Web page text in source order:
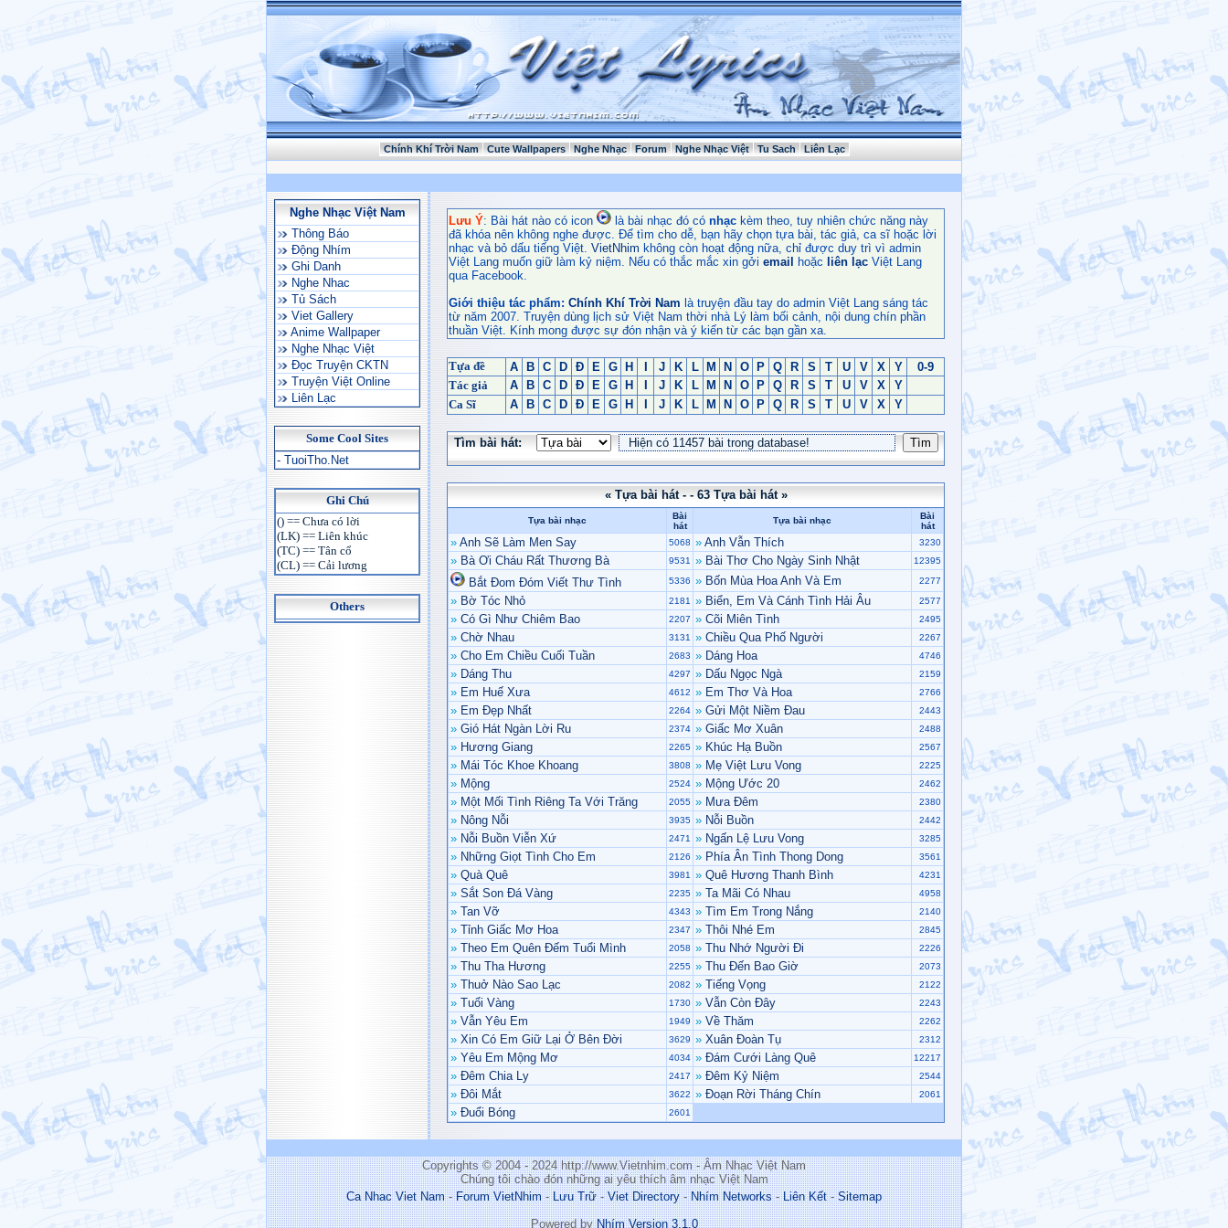
Chính Khí Trời Nam Cute Wallpapers Nghe Nhạc Forum Nghe Nhạc Việt Tu Sach Liên Lạc
Nghe Nhạc Việt Nam
Thông Báo
Động Nhím
Ghi Danh
Nghe Nhac
Tủ Sách
Viet Gallery
Anime Wallpaper
Nghe Nhạc Việt
Đọc Truyện CKTN
Truyện Việt Online
Liên Lạc
Some Cool Sites
- TuoiTho.Net
Ghi Chú
() == Chưa có lời
(LK) == Liên khúc
(TC) == Tân cổ
(CL) == Cải lương
Others
Lưu Ý: Bài hát nào có icon là bài nhạc đó có nhạc kèm theo, tuy nhiên chức năng này
đã khóa nên không nghe được. Để tìm cho dễ, bạn hãy chọn tựa bài, tác giả, ca sĩ hoặc lời
nhạc và bỏ dấu tiếng Việt. VietNhim không còn hoạt động nữa, chỉ được duy trì vì admin
Việt Lang muốn giữ làm kỷ niệm. Nếu có thắc mắc xin gởi email hoặc liên lạc Việt Lang
qua Facebook.
Giới thiệu tác phẩm: Chính Khí Trời Nam là truyện đầu tay do admin Việt Lang sáng tác
từ năm 2007. Truyện dùng lịch sử Việt Nam thời nhà Lý làm bối cảnh, nội dung chín phần
thuần Việt. Kính mong được sự đón nhận và ý kiến từ các bạn gần xa.
Tựa đề A B C D Đ E G H J K L M N O P Q R S T U V X Y
0-9
Tác giả
A B C D Đ E G H J K L M N O P Q R S T U V X
Y
Ca Sĩ
A B C D Đ E G H J K L M N O P Q R S T U V X Y
Tìm bài hát:
« Tựa bài hát - - 63 Tựa bài hát »
Tựa bài nhạc
Bài
hát
Tựa bài nhạc
Bài
hát
» Anh Sẽ Làm Men Say 5068 » Anh Vẫn Thích 3230
» Bà Ơi Cháu Rất Thương Bà 9531 » Bài Thơ Cho Ngày Sinh Nhật 12395
Bắt Đom Đóm Viết Thư Tình 5336 » Bốn Mùa Hoa Anh Và Em 2277
» Bờ Tóc Nhỏ 2181 » Biển, Em Và Cánh Tình Hải Âu 2577
» Có Gì Như Chiêm Bao 2207 » Cõi Miên Tình 2495
» Chờ Nhau 3131 » Chiều Qua Phố Người 2267
» Cho Em Chiều Cuối Tuần 2683 » Dáng Hoa 4746
» Dáng Thu 4297 » Dấu Ngọc Ngà 2159
» Em Huế Xưa 4612 » Em Thơ Và Hoa 2766
» Em Đẹp Nhất 2264 » Gửi Một Niềm Đau 2443
» Gió Hát Ngàn Lời Ru 2374 » Giấc Mơ Xuân 2488
» Hương Giang 2265 » Khúc Hạ Buồn 2567
» Mái Tóc Khoe Khoang 3808 » Mẹ Việt Lưu Vong 2225
» Mộng 2524 » Mộng Ước 20 2462
» Một Mối Tình Riêng Ta Với Trăng 2055 » Mưa Đêm 2380
» Nông Nỗi 3935 » Nỗi Buồn 2442
» Nỗi Buồn Viễn Xứ 2471 » Ngấn Lệ Lưu Vong 3285
» Những Giọt Tình Cho Em 2126 » Phía Ân Tình Thong Dong 3561
» Quà Quê 3981 » Quê Hương Thanh Bình 4231
» Sắt Son Đá Vàng 2235 » Ta Mãi Có Nhau 4958
» Tan Vỡ 4343 » Tìm Em Trong Nắng 2140
» Tỉnh Giấc Mơ Hoa 2347 » Thôi Nhé Em 2845
» Theo Em Quên Đếm Tuổi Mình 2058 » Thu Nhớ Người Đi 2226
» Thu Tha Hương 2255 » Thu Đến Bao Giờ 2073
» Thuở Nào Sao Lạc 2082 » Tiếng Vọng 2122
» Tuổi Vàng 1730 » Vẫn Còn Đây 2243
» Vẫn Yêu Em 1949 » Về Thăm 2262
» Xin Có Em Giữ Lại Ở Bên Đời 3629 » Xuân Đoàn Tụ 2312
» Yêu Em Mộng Mơ 4034 » Đám Cưới Làng Quê 12217
» Đêm Chia Ly 2417 » Đêm Kỷ Niệm 2544
» Đôi Mắt 3622 » Đoạn Rời Tháng Chín 2061
» Đuổi Bóng 2601
Copyrights © 2004 - 2024 http://www.Vietnhim.com - Âm Nhạc Việt Nam
Chúng tôi chào đón những ai yêu thích âm nhạc Việt Nam
Ca Nhac Viet Nam-Forum VietNhim-Lưu Trữ-Viet Directory-Nhím Networks-Liên Kết-Sitemap
Powered byNhím Version 3.1.0